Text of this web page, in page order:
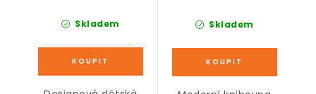
Skladem Skladem